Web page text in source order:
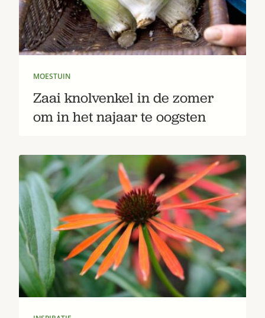
MOESTUIN
Zaai knolvenkel in de zomer
om in het najaar te oogsten